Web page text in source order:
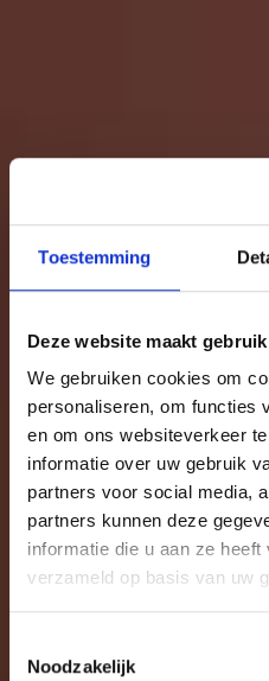
Toestemming
Deze website maakt
We gebruiken cookies om
personaliseren, om functies
en om ons websiteverkeer
informatie over uw gebruik
partners voor social media,
partners kunnen deze
informatie die u aan ze
verzameld op basis van uw
Noodzakelijk